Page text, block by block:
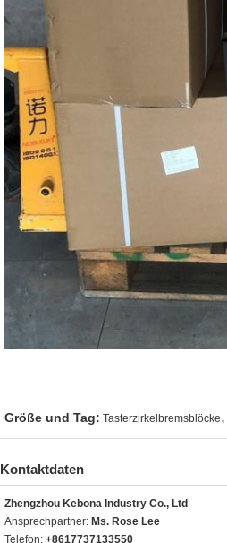
Größe und Tag: Tasterzirkelbremsblöcke,
Kontaktdaten
Zhengzhou Kebona Industry Co., Ltd
Ansprechpartner: Ms. Rose Lee
Telefon: +8617737133550